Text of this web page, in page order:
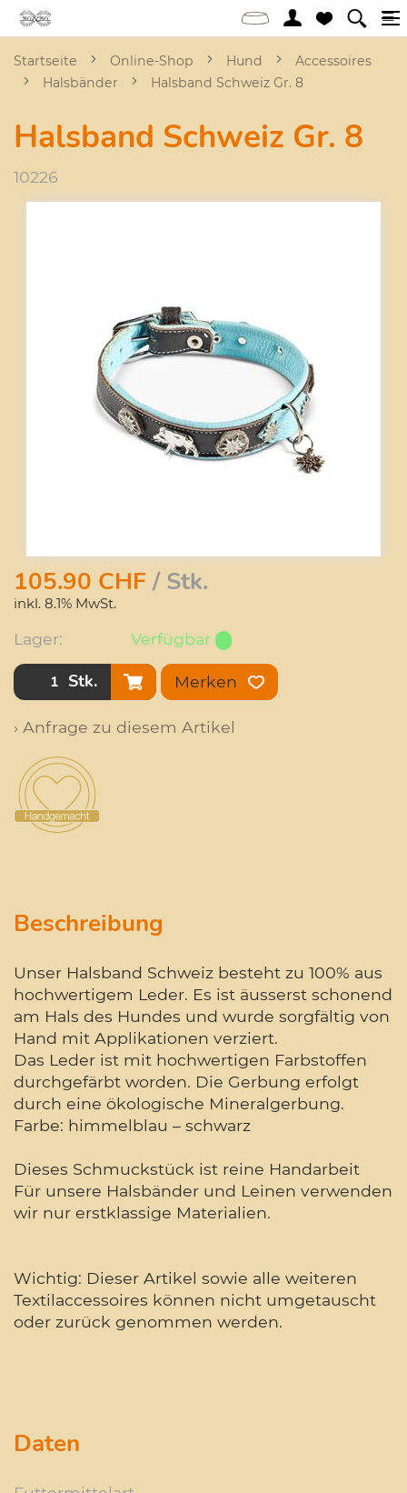
Startseite Online-Shop Hund
Accessoires
Halsbänder
Halsband Schweiz Gr. 8
Halsband Schweiz Gr. 8
10226
105.90 CHF/ Stk.
inkl. 8.1% MwSt.
Lager: Verfügbar
Stk. Merken
› Anfrage zu diesem Artikel
Beschreibung
Unser Halsband Schweiz besteht zu 100% aus
hochwertigem Leder. Es ist äusserst schonend
am Hals des Hundes und wurde sorgfältig von
Hand mit Applikationen verziert.
Das Leder ist mit hochwertigen Farbstoffen
durchgefärbt worden. Die Gerbung erfolgt
durch eine ökologische Mineralgerbung.
Farbe: himmelblau – schwarz
Dieses Schmuckstück ist reine Handarbeit
Für unsere Halsbänder und Leinen verwenden
wir nur erstklassige Materialien.
Wichtig: Dieser Artikel sowie alle weiteren
Textilaccessoires können nicht umgetauscht
oder zurück genommen werden.
Daten